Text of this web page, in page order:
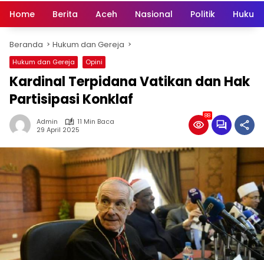
Home Berita Aceh Nasional Politik
Beranda Hukum dan Gereja
Hukum dan Gereja Opini
Kardinal Terpidana Vatikan dan Hak
Partisipasi Konklaf
Admin
11 Min Baca
29 April 2025
88